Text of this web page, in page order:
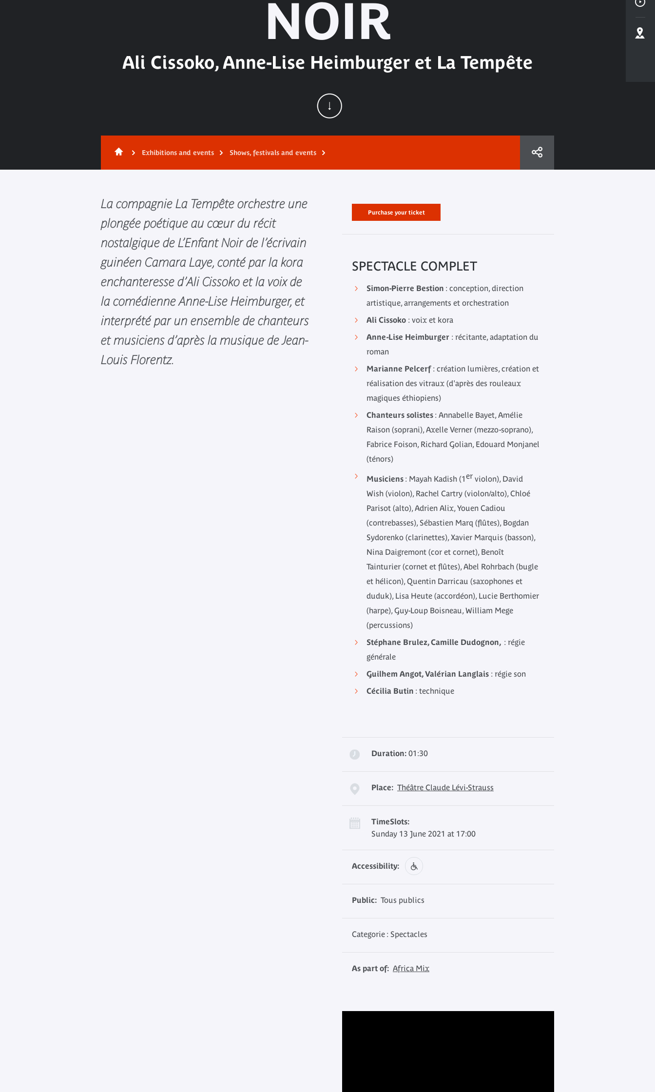
NOIR
Ali Cissoko, Anne-Lise Heimburger et La Tempête
Exhibitions and events Shows, festivals and events
La compagnie La Tempête orchestre une
plongée poétique au cœur du récit
nostalgique de L’Enfant Noir de l’écrivain
guinéen Camara Laye, conté par la kora
enchanteresse d’Ali Cissoko et la voix de
la comédienne Anne-Lise Heimburger, et
interprété par un ensemble de chanteurs
et musiciens d’après la musique de Jean-
Louis Florentz.
Purchase your ticket
SPECTACLE COMPLET
Simon-Pierre Bestion : conception, direction
artistique, arrangements et orchestration
Ali Cissoko : voix et kora
Anne-Lise Heimburger : récitante, adaptation du
roman
Marianne Pelcerf : création lumières, création et
réalisation des vitraux (d'après des rouleaux
magiques éthiopiens)
Chanteurs solistes : Annabelle Bayet, Amélie
Raison (soprani), Axelle Verner (mezzo-soprano),
Fabrice Foison, Richard Golian, Edouard Monjanel
(ténors)
Musiciens : Mayah Kadish (1er violon), David
Wish (violon), Rachel Cartry (violon/alto), Chloé
Parisot (alto), Adrien Alix, Youen Cadiou
(contrebasses), Sébastien Marq (flûtes), Bogdan
Sydorenko (clarinettes), Xavier Marquis (basson),
Nina Daigremont (cor et cornet), Benoît
Tainturier (cornet et flûtes), Abel Rohrbach (bugle
et hélicon), Quentin Darricau (saxophones et
duduk), Lisa Heute (accordéon), Lucie Berthomier
(harpe), Guy-Loup Boisneau, William Mege
(percussions)
Stéphane Brulez, Camille Dudognon, : régie
générale
Guilhem Angot, Valérian Langlais : régie son
Cécilia Butin : technique
Duration: 01:30
Place: Théâtre Claude Lévi-Strauss
TimeSlots:
Sunday 13 June 2021 at 17:00
Accessibility:
Public: Tous publics
Categorie : Spectacles
As part of: Africa Mix